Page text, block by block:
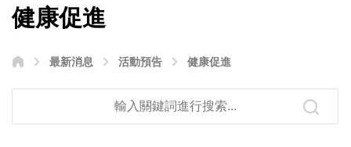
健康促進
最新消息 活動預告 健康促進